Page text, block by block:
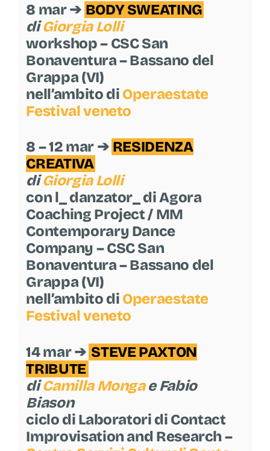
8 mar ➔ BODY SWEATING
diGiorgia Lolli
workshop – CSC San
Bonaventura – Bassano del
Grappa (VI)
nell’ambito di Operaestate
Festival veneto
8 – 12 mar ➔ RESIDENZA
CREATIVA
diGiorgia Lolli
con l_ danzator_ di Agora
Coaching Project / MM
Contemporary Dance
Company – CSC San
Bonaventura – Bassano del
Grappa (VI)
nell’ambito di Operaestate
Festival veneto
14 mar ➔ STEVE PAXTON
TRIBUTE
diCamilla Mongae Fabio
Biason
ciclo di Laboratori di Contact
Improvisation and Research –